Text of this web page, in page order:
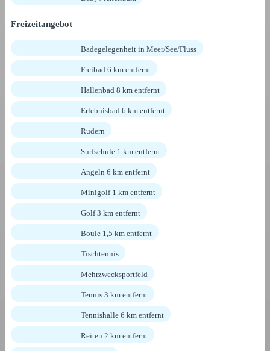
Freizeitangebot
Badegelegenheit in Meer/See/Fluss
Freibad 6 km entfernt
Hallenbad 8 km entfernt
Erlebnisbad 6 km entfernt
Rudern
Surfschule 1 km entfernt
Angeln 6 km entfernt
Minigolf 1 km entfernt
Golf 3 km entfernt
Boule 1,5 km entfernt
Tischtennis
Mehrzwecksportfeld
Tennis 3 km entfernt
Tennishalle 6 km entfernt
Reiten 2 km entfernt